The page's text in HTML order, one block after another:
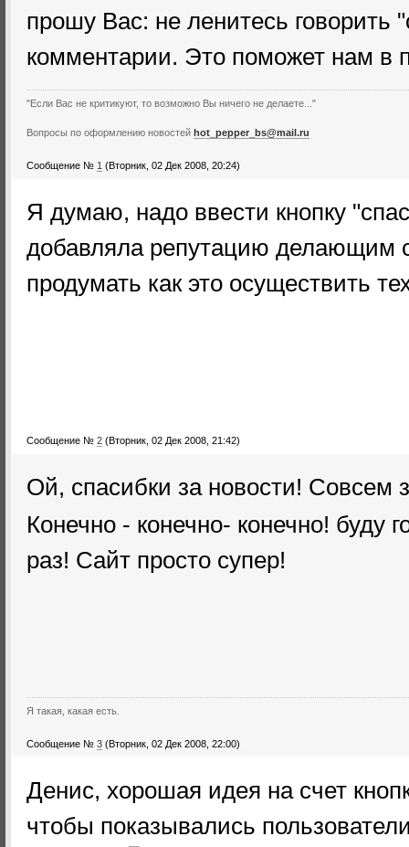
прошу Вас: не ленитесь говорить
комментарии. Это поможет нам в
"Если Вас не критикуют, то возможно Вы ничего не делаете..."
Вопросы по оформлению новостей hot_pepper_bs@mail.ru
Сообщение № 1 (Вторник, 02 Дек 2008, 20:24)
Я думаю, надо ввести кнопку
добавляла репутацию делающим
продумать как это осуществить
Сообщение № 2 (Вторник, 02 Дек 2008, 21:42)
Ой, спасибки за новости! Совсем
Конечно - конечно- конечно! буду
раз! Сайт просто супер!
Я такая, какая есть.
Сообщение № 3 (Вторник, 02 Дек 2008, 22:00)
Денис, хорошая идея на счет
чтобы показывались